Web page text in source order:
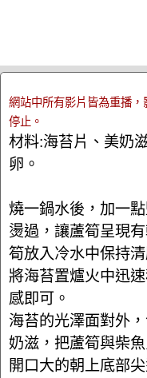
網站中所有影片皆為重播
停止。
材料:海苔片、美奶
卵。
燒一鍋水後，加一
燙過，讓蘆筍呈現
筍放入冷水中保持清
將海苔置爐火中迅
感即可。
海苔的光澤面對外
奶滋，把蘆筍與柴
開口大的朝上底部